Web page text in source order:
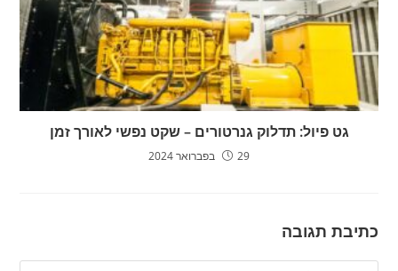
גט פיול: תדלוק גנרטורים – שקט נפשי לאורך זמן
29 בפברואר 2024
כתיבת תגובה